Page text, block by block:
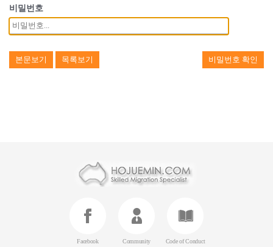
비밀번호
본문보기 목록보기 비밀번호 확인
Facebook Community Code of Conduct